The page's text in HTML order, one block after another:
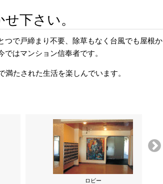
下さい。
つで戸締まり不要、除草もなく台風でも屋根か
はマンション信奉者です。
たされた生活を楽しんでいます。
ロビー